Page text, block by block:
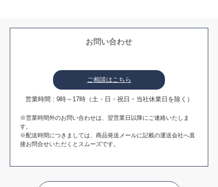
お問い合わせ
ご相談はこちら
営業時間 : 9時～17時（土・日・祝日・当社休業日を除く）
※営業時間外のお問い合わせは、翌営業日以降にご連絡いたしま
す。
※配送時間につきましては、商品発送メールに記載の運送会社へ直
接お問合せいただくとスムーズです。